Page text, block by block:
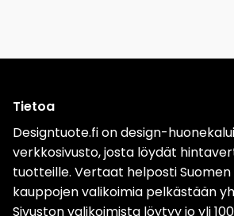
Tietoa
Designtuote.fi on design-
verkkosivusto, josta löydät
tuotteille. Vertaat helposti Suomen
kauppojen valikoimia pelkästään
Sivuston valikoimista löytyy jo yli